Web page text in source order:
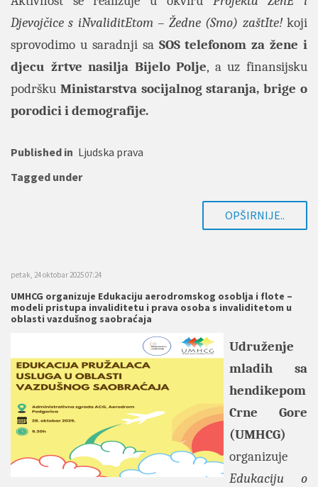
Djevojčice s iNvaliditEtom – Žedne (Smo) zaštIte!koji
sprovodimo u saradnji saSOS telefonom za žene i
djecu žrtve nasilja Bijelo Polje, a uz finansijsku
podršku Ministarstva socijalnog staranja, brige o
porodici i demografije.
Published in Ljudska prava
Tagged under
OPŠIRNIJE..
petak, 24 oktobar 2025 07:24
UMHCG organizuje Edukaciju aerodromskog osoblja i flote –
modeli pristupa invaliditetu i prava osoba s invaliditetom u
oblasti vazdušnog saobraćaja
Udruženje
mladih sa
hendikepom
Crne Gore
(UMHCG)
organizuje
Edukaciju o